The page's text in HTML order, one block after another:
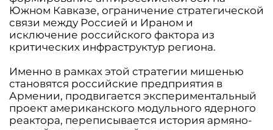
Южном Кавказе, ограничение стратегической
связи между Россией и Ираном и
исключение российского фактора из
критических инфраструктур региона.
Именно в рамках этой стратегии мишенью
становятся российские предприятия в
Армении, продвигается экспериментальный
проект американского модульного ядерного
реактора, переписывается история армяно-